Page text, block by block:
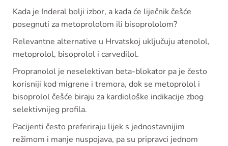
Kada je Inderal bolji izbor, a kada će liječnik češće
posegnuti za metoprololom ili bisoprololom?
Relevantne alternative u Hrvatskoj uključuju atenolol,
metoprolol, bisoprolol i carvedilol.
Propranolol je neselektivan beta-blokator pa je često
korisniji kod migrene i tremora, dok se metoprolol i
bisoprolol češće biraju za kardiološke indikacije zbog
selektivnijeg profila.
Pacijenti često preferiraju lijek s jednostavnijim
režimom i manje nuspojava, pa su pripravci jednom